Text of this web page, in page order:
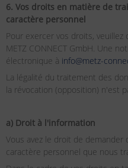
6. Vos droits en matière de
caractère personnel
Pour exercer vos droits,
METZ CONNECT GmbH. Une
électronique à info@metz-
La légalité du traitement des
la révocation (opposition) n'est
a) Droit à l'information
Vous avez le droit de
caractère personnel que nous